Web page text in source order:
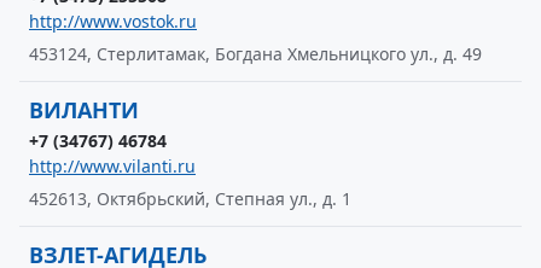
http://www.vostok.ru
453124, Стерлитамак, Богдана Хмельницкого ул., д. 49
ВИЛАНТИ
+7 (34767) 46784
http://www.vilanti.ru
452613, Октябрьский, Степная ул., д. 1
ВЗЛЕТ-АГИДЕЛЬ